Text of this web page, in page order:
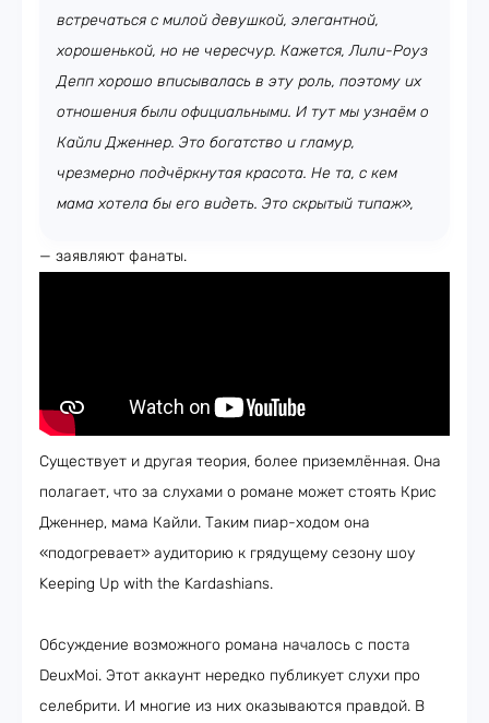
встречаться с милой девушкой, элегантной,
хорошенькой, но не чересчур. Кажется, Лили-Роуз
Депп хорошо вписывалась в эту роль, поэтому их
отношения были официальными. И тут мы узнаём о
Кайли Дженнер. Это богатство и гламур,
чрезмерно подчёркнутая красота. Не та, с кем
мама хотела бы его видеть. Это скрытый типаж»,
— заявляют фанаты.
Существует и другая теория, более приземлённая. Она
полагает, что за слухами о романе может стоять Крис
Дженнер, мама Кайли. Таким пиар-ходом она
«подогревает» аудиторию к грядущему сезону шоу
Keeping Up with the Kardashians.
Обсуждение возможного романа началось с поста
DeuxMoi. Этот аккаунт нередко публикует слухи про
селебрити. И многие из них оказываются правдой. В